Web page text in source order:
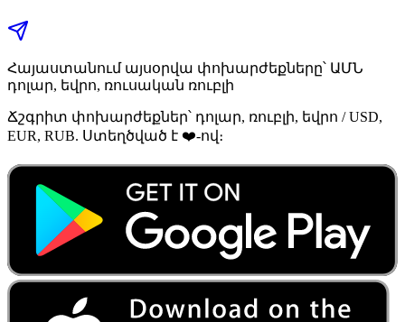
Հայաստանում այսօրվա փոխարժեքները՝ ԱՄՆ
դոլար, եվրո, ռուսական ռուբլի
Ճշգրիտ փոխարժեքներ՝ դոլար, ռուբլի, եվրո / USD,
EUR, RUB. Ստեղծված է ❤️-ով։